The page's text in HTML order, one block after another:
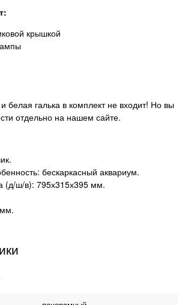
крышкой
галька в комплект не входит! Но вы
отдельно на нашем сайте.
бескаркасный аквариум.
(д/ш/в): 795х315х395 мм.